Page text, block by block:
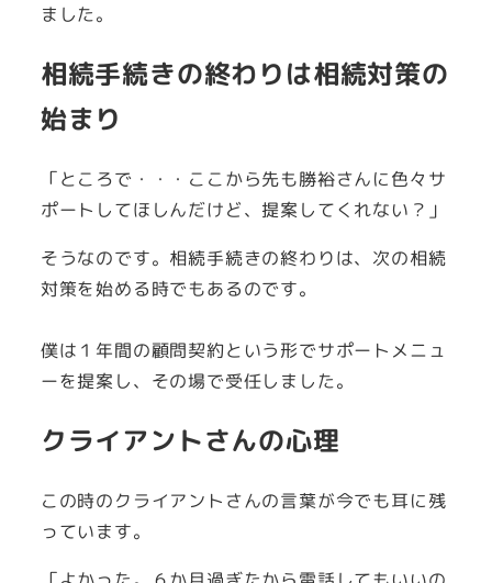
ました。
相続手続きの終わりは相続対策の
始まり
「ところで・・・ここから先も勝裕さんに色々サ
ポートしてほしんだけど、提案してくれない？」
そうなのです。相続手続きの終わりは、次の相続
対策を始める時でもあるのです。
僕は１年間の顧問契約という形でサポートメニュ
ーを提案し、その場で受任しました。
クライアントさんの心理
この時のクライアントさんの言葉が今でも耳に残
っています。